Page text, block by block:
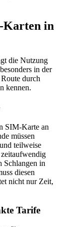
Karten in
die Nutzung
in der
durch
kennen.
SIM-Karte an
müssen
teilweise
Schlangen in
diesen
nicht nur Zeit,
Tarife